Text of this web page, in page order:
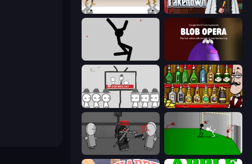
Gunblood Mafia Takedown
Blob Opera
We Become What We Behold Bartender The Right Mix
Madness Project Nexus